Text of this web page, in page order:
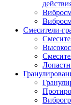
Смесители-